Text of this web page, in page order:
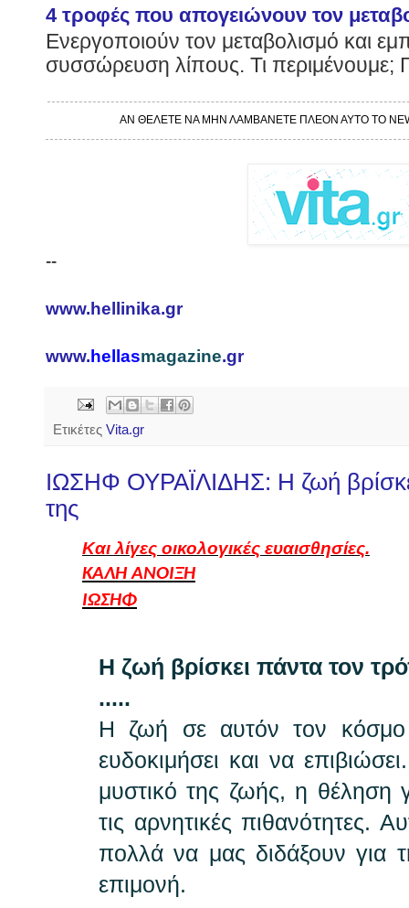
4 τροφές που απογειώνουν τον
Ενεργοποιούν τον μεταβολισμό και
συσσώρευση λίπους. Τι περιμένουμε;
ΑΝ ΘΕΛΕΤΕ ΝΑ ΜΗΝ ΛΑΜΒΑΝΕΤΕ ΠΛΕΟΝ ΑΥΤΟ ΤΟ
--
www.hellinika.gr
www.hellasmagazine.gr
Ετικέτες Vita.gr
ΙΩΣΗΦ ΟΥΡΑΪΛΙΔΗΣ: Η ζωή
της
Και λίγες οικολογικές ευαισθησίες.
ΚΑΛΗ ΑΝΟΙΞΗ
ΙΩΣΗΦ
Η ζωή βρίσκει πάντα τον
.....
Η ζωή σε αυτόν τον κόσμο
ευδοκιμήσει και να
μυστικό της ζωής, η θέληση
τις αρνητικές πιθανότητες.
πολλά να μας διδάξουν για
επιμονή.